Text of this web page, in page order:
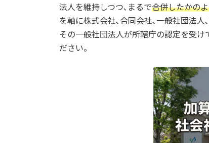
法人を維持しつつ､まるで合併したかの
を軸に株式会社､合同会社､一般社団法
その一般社団法人が所轄庁の認定を受
ださい。